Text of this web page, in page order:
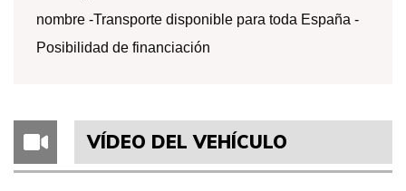
nombre -Transporte disponible para toda España -
Posibilidad de financiación
VÍDEO DEL VEHÍCULO